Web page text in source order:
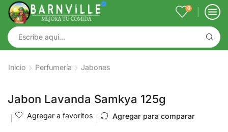
0
Inicio Perfumería Jabones
Jabon Lavanda Samkya 125g
Agregar a favoritos Agregar para comparar